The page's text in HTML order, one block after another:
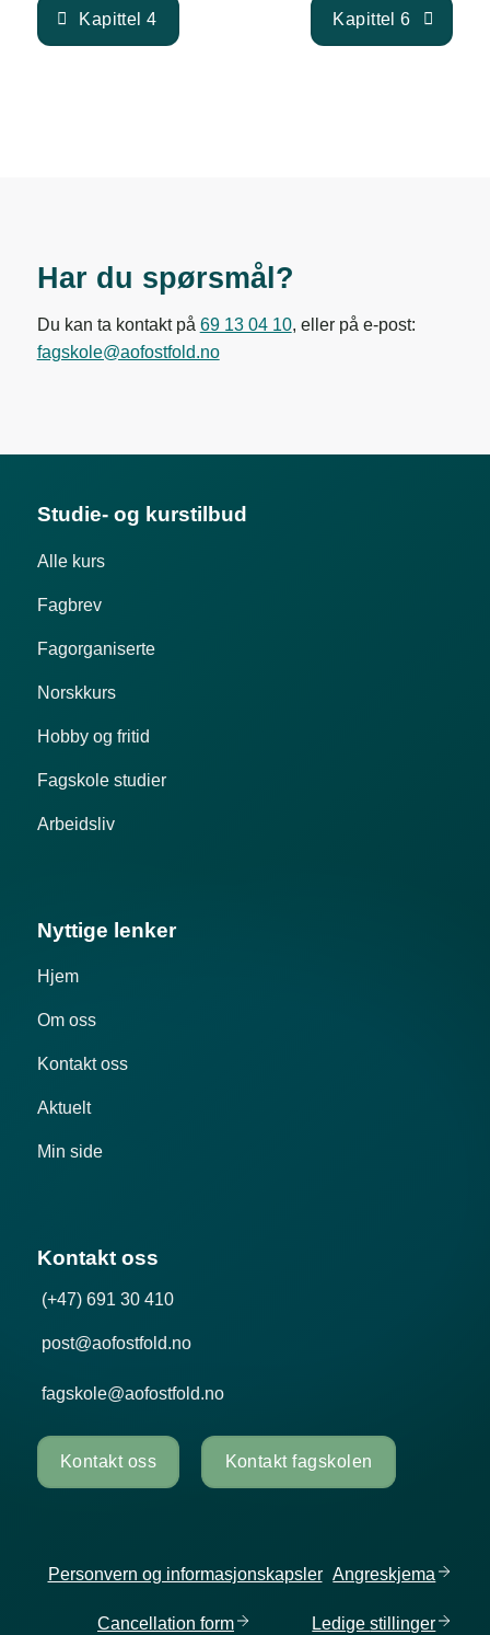
Kapittel 4 Kapittel 6
Har du spørsmål?
Du kan ta kontakt på 69 13 04 10, eller på e-post:
fagskole@aofostfold.no
Studie- og kurstilbud
Alle kurs
Fagbrev
Fagorganiserte
Norskkurs
Hobby og fritid
Fagskole studier
Arbeidsliv
Nyttige lenker
Hjem
Om oss
Kontakt oss
Aktuelt
Min side
Kontakt oss
(+47) 691 30 410
post@aofostfold.no
fagskole@aofostfold.no
Kontakt oss Kontakt fagskolen
Personvern og informasjonskapsler Angreskjema
Cancellation form Ledigestillinger